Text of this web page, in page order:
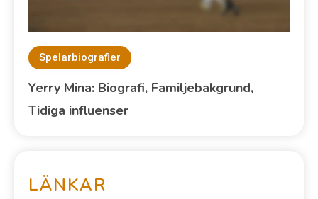
Spelarbiografier
Yerry Mina: Biografi, Familjebakgrund,
Tidiga influenser
LÄNKAR